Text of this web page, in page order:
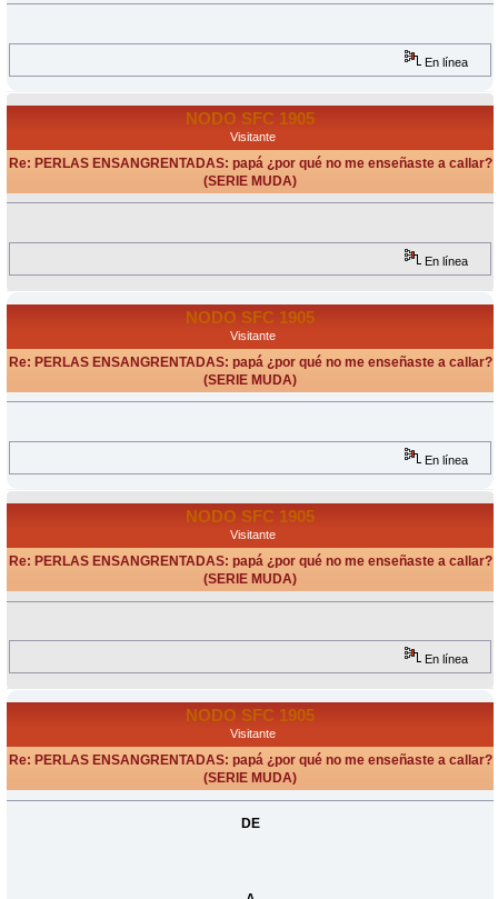
En línea
NODO SFC 1905
Visitante
Re: PERLAS ENSANGRENTADAS: papá ¿por qué no me enseñaste a callar?
(SERIE MUDA)
En línea
NODO SFC 1905
Visitante
Re: PERLAS ENSANGRENTADAS: papá ¿por qué no me enseñaste a callar?
(SERIE MUDA)
En línea
NODO SFC 1905
Visitante
Re: PERLAS ENSANGRENTADAS: papá ¿por qué no me enseñaste a callar?
(SERIE MUDA)
En línea
NODO SFC 1905
Visitante
Re: PERLAS ENSANGRENTADAS: papá ¿por qué no me enseñaste a callar?
(SERIE MUDA)
DE